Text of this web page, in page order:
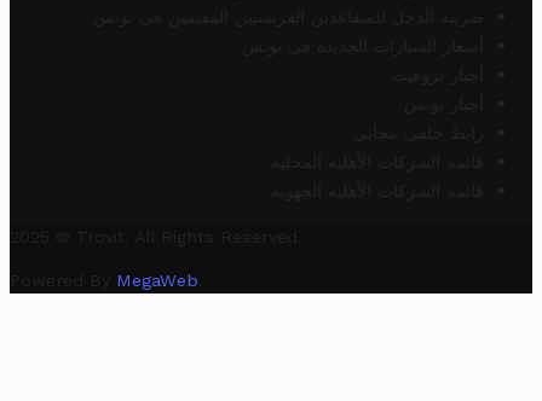
ضريبة الدخل للمتقاعدين الفرنسيين المقيمين في تونس
أسعار السيارات الجديدة في تونس
أخبار تروفيت
أخبار تونس
رابط خلفي مجاني
قائمة الشركات الأهلية المحلية
قائمة الشركات الأهلية الجهوية
2025 © Trovit. All Rights Reserved.
Powered By MegaWeb